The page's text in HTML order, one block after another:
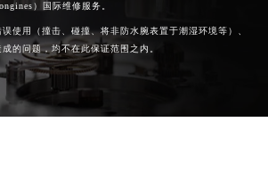
）国际维修服务。
使用（撞击、碰撞、将非防水腕表置于潮湿环境等）、
的问题，均不在此保证范围之内。